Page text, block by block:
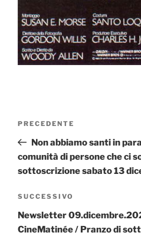
Articolo
precedente:
PRECEDENTE
Non abbiamo santi in
comunità di persone che ci
sottoscrizione sabato 13
Articolo
successivo
SUCCESSIVO
Newsletter
CineMatinée / Pranzo di